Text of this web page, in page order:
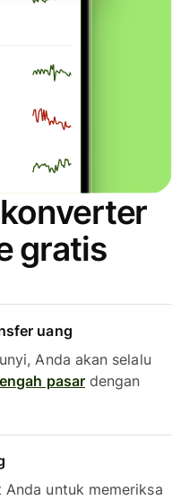
gratis
uang
Anda akan selalu
pasardengan
untuk memeriksa